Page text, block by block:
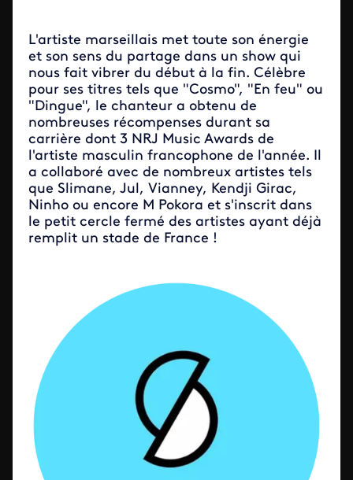
L'artiste marseillais met toute son énergie
et son sens du partage dans un show qui
nous fait vibrer du début à la fin. Célèbre
pour ses titres tels que "Cosmo", "En feu" ou
"Dingue", le chanteur a obtenu de
nombreuses récompenses durant sa
carrière dont 3 NRJ Music Awards de
l'artiste masculin francophone de l'année. Il
a collaboré avec de nombreux artistes tels
que Slimane, Jul, Vianney, Kendji Girac,
Ninho ou encore M Pokora et s'inscrit dans
le petit cercle fermé des artistes ayant déjà
remplit un stade de France !